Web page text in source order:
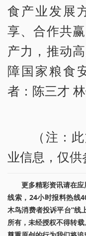
食产业发展
享、合作共
产力，推动
障国家粮食
者：陈三才 林
（注：
业信息，仅供
更多精彩资讯请在
线索，24小时报料热线
木鸟消费者投诉平台”线
所有，未经授权不得转